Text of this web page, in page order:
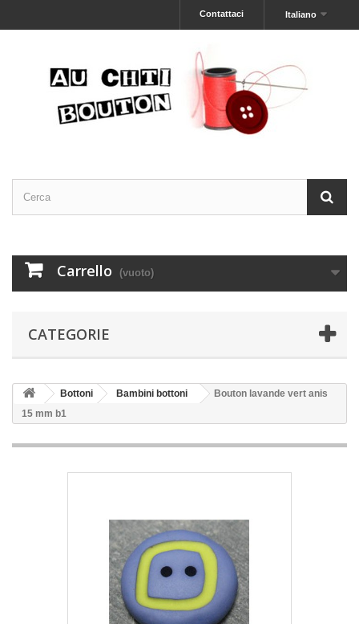
Italiano
Contattaci
Carrello (vuoto)
CATEGORIE
Bottoni Bambini bottoni
Bouton lavande vert anis
15 mm b1